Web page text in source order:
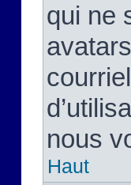
qui ne
nous
Haut